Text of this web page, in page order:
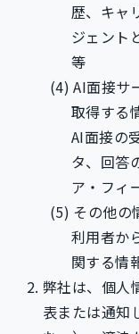
歴、キャ
ジェント
等
AI面接サ
取得する
AI面接の
タ、回答
ア・フィ
その他の
利用者か
関する情
弊社は、個人
表または通知